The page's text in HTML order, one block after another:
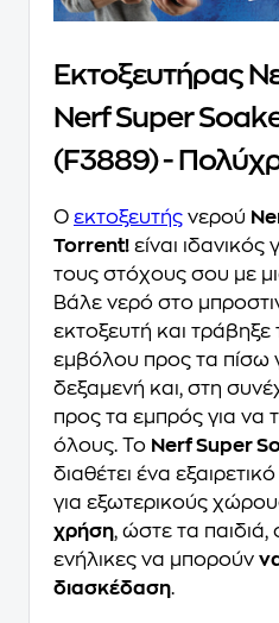
Εκτοξευτήρας
Nerf Super
(F3889) -
Ο εκτοξευτής νερού
Torrent! είναι ιδανικός
τους στόχους σου με
Βάλε νερό στο
εκτοξευτή και
εμβόλου προς τα πίσω
δεξαμενή και, στη
προς τα εμπρός για να
όλους. Το Nerf Super
διαθέτει ένα
για εξωτερικούς
χρήση, ώστε τα παιδιά,
ενήλικες να μπορούν
διασκέδαση.